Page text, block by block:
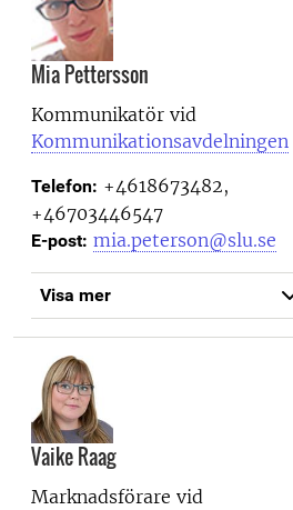
Mia Pettersson
Kommunikatör vid
Kommunikationsavdelningen
Telefon: +4618673482,
+46703446547
E-post: mia.peterson@slu.se
Visa mer
Vaike Raag
Marknadsförare vid